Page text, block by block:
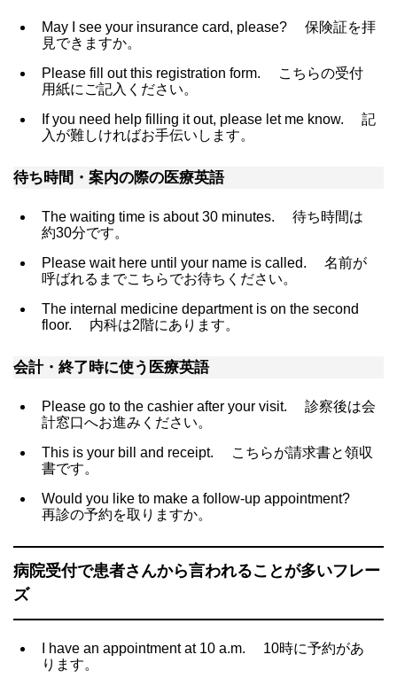
May I see your insurance card, please?
保険証を拝
見できますか。
Please fill out this registration form.
こちらの受付
用紙にご記入ください。
If you need help filling it out, please let me know.
記
入が難しければお手伝いします。
待ち時間・案内の際の医療英語
The waiting time is about 30 minutes.
待ち時間は
約30分です。
Please wait here until your name is called.
名前が
呼ばれるまでこちらでお待ちください。
The internal medicine department is on the second
floor.
内科は2階にあります。
会計・終了時に使う医療英語
Please go to the cashier after your visit.
診察後は会
計窓口へお進みください。
This is your bill and receipt.
こちらが請求書と領収
書です。
Would you like to make a follow-up appointment?
再診の予約を取りますか。
病院受付で患者さんから言われることが多いフレー
ズ
I have an appointment at 10 a.m.
10時に予約があ
ります。